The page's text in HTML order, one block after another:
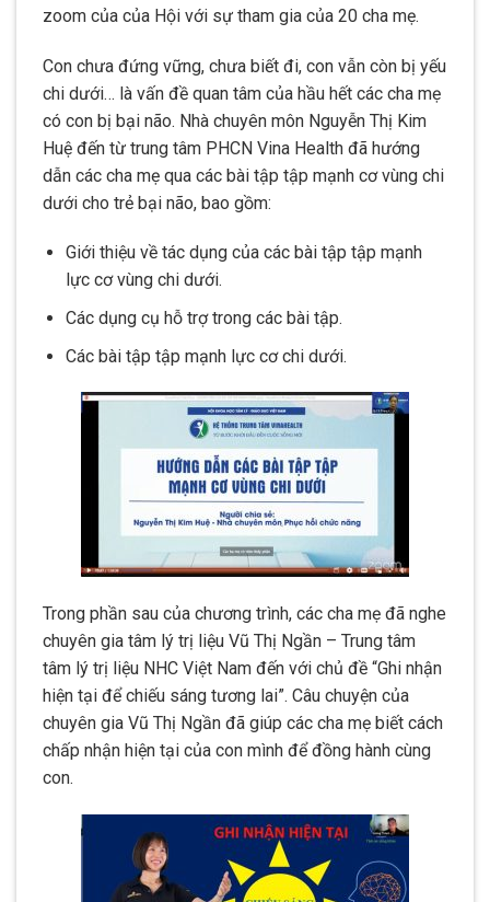
zoom của của Hội với sự tham gia của 20 cha mẹ.
Con chưa đứng vững, chưa biết đi, con vẫn còn bị yếu
chi dưới… là vấn đề quan tâm của hầu hết các cha mẹ
có con bị bại não. Nhà chuyên môn Nguyễn Thị Kim
Huệ đến từ trung tâm PHCN Vina Health đã hướng
dẫn các cha mẹ qua các bài tập tập mạnh cơ vùng chi
dưới cho trẻ bại não, bao gồm:
Giới thiệu về tác dụng của các bài tập tập mạnh
lực cơ vùng chi dưới.
Các dụng cụ hỗ trợ trong các bài tập.
Các bài tập tập mạnh lực cơ chi dưới.
Trong phần sau của chương trình, các cha mẹ đã nghe
chuyên gia tâm lý trị liệu Vũ Thị Ngần – Trung tâm
tâm lý trị liệu NHC Việt Nam đến với chủ đề “Ghi nhận
hiện tại để chiếu sáng tương lai”. Câu chuyện của
chuyên gia Vũ Thị Ngần đã giúp các cha mẹ biết cách
chấp nhận hiện tại của con mình để đồng hành cùng
con.